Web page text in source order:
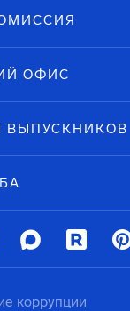
ОФИС
ВЫПУСКНИКОВ
коррупции